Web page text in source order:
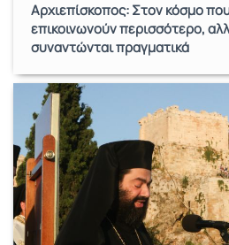
Αρχιεπίσκοπος: Στον κόσμο
επικοινωνούν περισσότερο,
συναντώνται πραγματικά